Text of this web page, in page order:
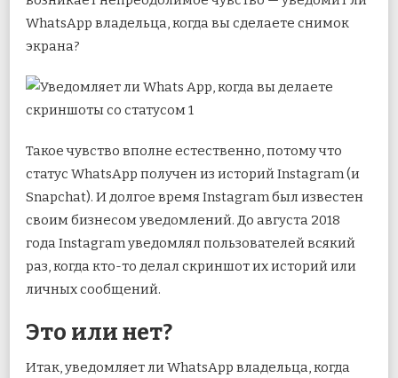
WhatsApp владельца, когда вы сделаете снимок
экрана?
Такое чувство вполне естественно, потому что
статус WhatsApp получен из историй Instagram (и
Snapchat). И долгое время Instagram был известен
своим бизнесом уведомлений. До августа 2018
года Instagram уведомлял пользователей всякий
раз, когда кто-то делал скриншот их историй или
личных сообщений.
Это или нет?
Итак, уведомляет ли WhatsApp владельца, когда